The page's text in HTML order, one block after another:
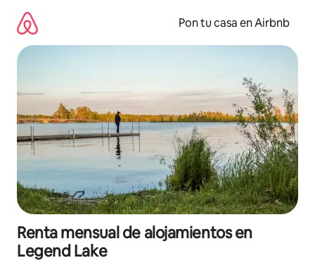
contenido
Pon tu casa en Airbnb
Renta mensual de alojamientos en
Legend Lake